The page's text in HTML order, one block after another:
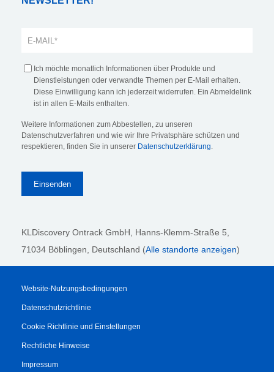
Ich möchte monatlich Informationen über Produkte und
Dienstleistungen oder verwandte Themen per E-Mail erhalten.
Diese Einwilligung kann ich jederzeit widerrufen. Ein Abmeldelink
ist in allen E-Mails enthalten.
Weitere Informationen zum Abbestellen, zu unseren
Datenschutzverfahren und wie wir Ihre Privatsphäre schützen und
respektieren, finden Sie in unserer Datenschutzerklärung.
KLDiscovery Ontrack GmbH, Hanns-Klemm-Straße 5,
71034 Böblingen, Deutschland (Alle standorte anzeigen)
Website-Nutzungsbedingungen
Datenschutzrichtlinie
Cookie Richtlinie und Einstellungen
Rechtliche Hinweise
Impressum